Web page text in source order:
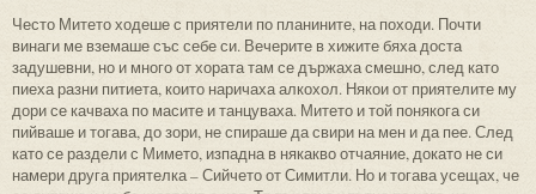
Често Митето ходеше с приятели по планините, на походи. Почти
винаги ме вземаше със себе си. Вечерите в хижите бяха доста
задушевни, но и много от хората там се държаха смешно, след като
пиеха разни питиета, които наричаха алкохол. Някои от приятелите му
дори се качваха по масите и танцуваха. Митето и той понякога си
пийваше и тогава, до зори, не спираше да свири на мен и да пее. След
като се раздели с Мимето, изпадна в някакво отчаяние, докато не си
намери друга приятелка – Сийчето от Симитли. Но и тогава усещах, че